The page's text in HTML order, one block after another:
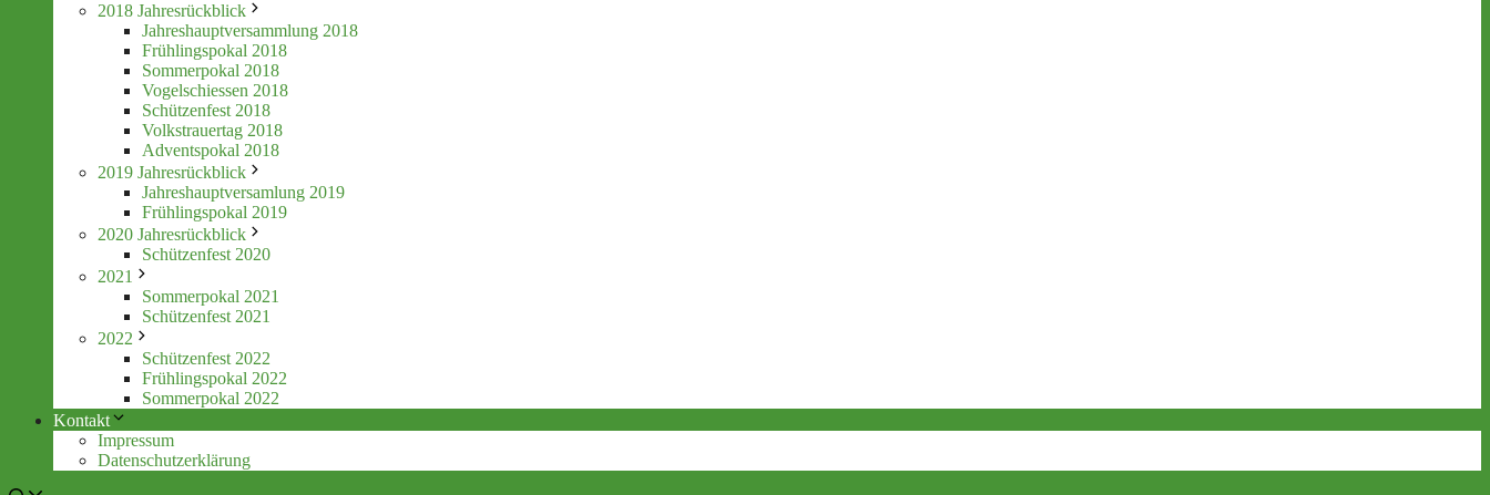
2018 Jahresrückblick
Jahreshauptversammlung 2018
Frühlingspokal 2018
Sommerpokal 2018
Vogelschiessen 2018
Schützenfest 2018
Volkstrauertag 2018
Adventspokal 2018
2019 Jahresrückblick
Jahreshauptversamlung 2019
Frühlingspokal 2019
2020 Jahresrückblick
Schützenfest 2020
2021
Sommerpokal 2021
Schützenfest 2021
2022
Schützenfest 2022
Frühlingspokal 2022
Sommerpokal 2022
Kontakt
Impressum
Datenschutzerklärung